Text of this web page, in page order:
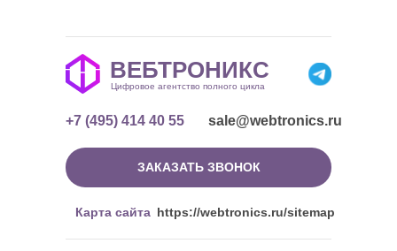
ЗАКАЗАТЬ ЗВОНОК
+7 (495) 414 40 55 sale@webtronics.ru
Карта сайта https://webtronics.ru/sitemap
Цифровое агентство полного цикла
ВЕБТРОНИКС